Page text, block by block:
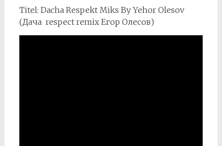
Titel: Dacha Respekt Miks By Yehor Olesov
(Дача respect remix Егор Олесов)